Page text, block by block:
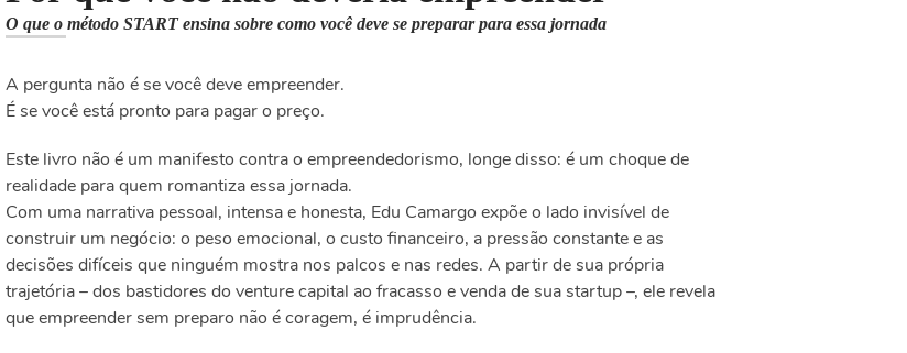
O que o método START ensina sobre como você deve se preparar para essa jornada
A pergunta não é se você deve empreender.
É se você está pronto para pagar o preço.
Este livro não é um manifesto contra o empreendedorismo, longe disso: é um choque de
realidade para quem romantiza essa jornada.
Com uma narrativa pessoal, intensa e honesta, Edu Camargo expõe o lado invisível de
construir um negócio: o peso emocional, o custo financeiro, a pressão constante e as
decisões difíceis que ninguém mostra nos palcos e nas redes. A partir de sua própria
trajetória – dos bastidores do venture capital ao fracasso e venda de sua startup –, ele revela
que empreender sem preparo não é coragem, é imprudência.